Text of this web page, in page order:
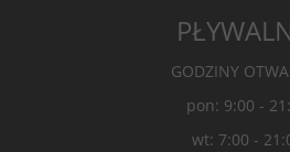
GODZINY
pon: 9:00 -
wt: 7:00 -